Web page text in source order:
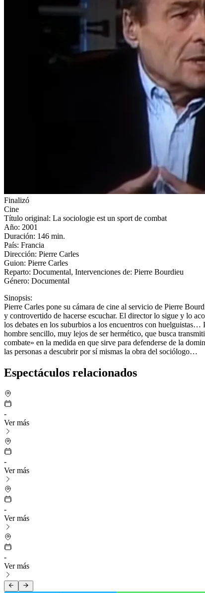
Finalizó
Cine
Título original: La sociologie est un sport de combat
Año: 2001
Duración: 146 min.
País: Francia
Dirección: Pierre Carles
Guion: Pierre Carles
Reparto: Documental, Intervenciones de: Pierre Bourdieu
Género: Documental
Sinopsis:
Pierre Carles pone su cámara de cine al servicio de Pierre
y controvertido de hacerse escuchar. El director lo sigue y lo
los debates en los suburbios a los encuentros con
hombre sencillo, muy lejos de ser hermético, que busca
combate» en la medida en que sirve para defenderse de la
las personas a descubrir por sí mismas la obra del sociólogo…
Espectáculos relacionados
-
Ver más
-
Ver más
-
Ver más
-
Ver más